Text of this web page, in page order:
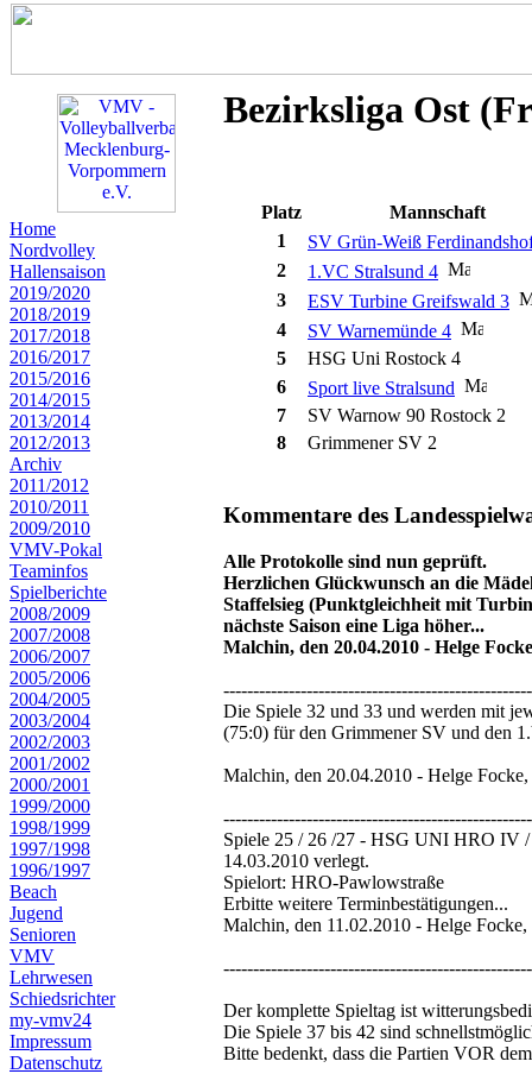
Home
Nordvolley
Hallensaison
2019/2020
2018/2019
2017/2018
2016/2017
2015/2016
2014/2015
2013/2014
2012/2013
Archiv
2011/2012
2010/2011
2009/2010
VMV-Pokal
Teaminfos
Spielberichte
2008/2009
2007/2008
2006/2007
2005/2006
2004/2005
2003/2004
2002/2003
2001/2002
2000/2001
1999/2000
1998/1999
1997/1998
1996/1997
Beach
Jugend
Senioren
VMV
Lehrwesen
Schiedsrichter
my-vmv24
Impressum
Datenschutz
Bezirksliga Ost
Platz
Mannschaft
1
SV Grün-Weiß
2
1.VC Stralsund 4
3
ESV Turbine Greifswald 3
4
SV Warnemünde 4
5
HSG Uni Rostock 4
6
Sport live Stralsund
7
SV Warnow 90 Rostock 2
8
Grimmener SV 2
Kommentare des
Alle Protokolle sind nun geprüft.
Herzlichen Glückwunsch an die
Staffelsieg (Punktgleichheit mit
nächste Saison eine Liga höher...
Malchin, den 20.04.2010 - Helge
Die Spiele 32 und 33 und werden mit
(75:0) für den Grimmener SV und den
Malchin, den 20.04.2010 - Helge
Spiele 25 / 26 /27 - HSG UNI HRO IV
14.03.2010 verlegt.
Spielort: HRO-Pawlowstraße
Erbitte weitere Terminbestätigungen...
Malchin, den 11.02.2010 - Helge
Der komplette Spieltag ist
Die Spiele 37 bis 42 sind
Bitte bedenkt, dass die Partien VOR